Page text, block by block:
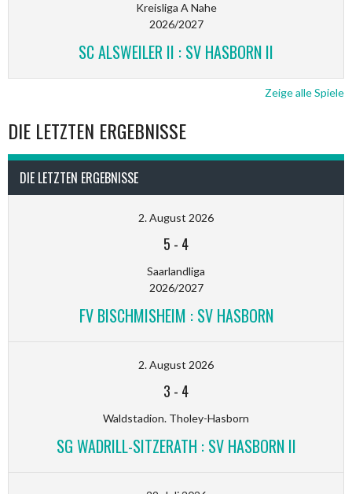
Kreisliga A Nahe
2026/2027
SC ALSWEILER II : SV HASBORN II
Zeige alle Spiele
DIE LETZTEN ERGEBNISSE
DIE LETZTEN ERGEBNISSE
2. August 2026
5 - 4
Saarlandliga
2026/2027
FV BISCHMISHEIM : SV HASBORN
2. August 2026
3 - 4
Waldstadion. Tholey-Hasborn
SG WADRILL-SITZERATH : SV HASBORN II